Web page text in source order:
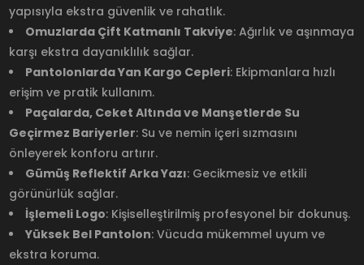
yapısıyla ekstra güvenlik ve rahatlık.
Omuzlarda Çift Katmanlı Takviye: Ağırlık ve aşınmaya
karşı ekstra dayanıklılık sağlar.
Pantolonlarda Yan Kargo Cepleri: Ekipmanlara hızlı
erişim ve pratik kullanım.
Paçalarda, Ceket Altında ve Manşetlerde Su
Geçirmez Bariyerler: Su ve nemin içeri sızmasını
önleyerek konforu artırır.
Gümüş Reflektif Arka Yazı: Gecikmesiz ve etkili
görünürlük sağlar.
İşlemeli Logo: Kişiselleştirilmiş profesyonel bir dokunuş.
Yüksek Bel Pantolon: Vücuda mükemmel uyum ve
ekstra koruma.